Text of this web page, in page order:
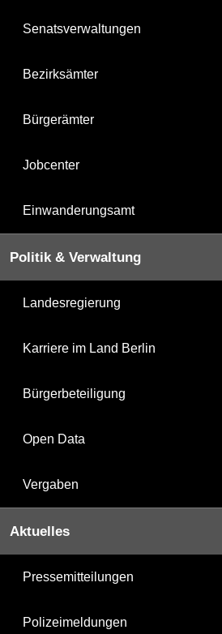
Senatsverwaltungen
Bezirksämter
Bürgerämter
Jobcenter
Einwanderungsamt
Politik & Verwaltung
Landesregierung
Karriere im Land Berlin
Bürgerbeteiligung
Open Data
Vergaben
Aktuelles
Pressemitteilungen
Polizeimeldungen